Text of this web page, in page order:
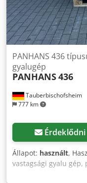
Tauberbischofsheim
777 km
PANHANS 436
gyalugép
PANHANS436
Érdeklődni
Állapot: használt,
vastagsági gyalu
munkálatokhoz.